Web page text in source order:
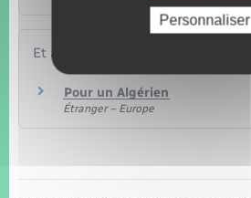
Et aussi
Pour un Algérien
Étranger – Europe
Personnaliser